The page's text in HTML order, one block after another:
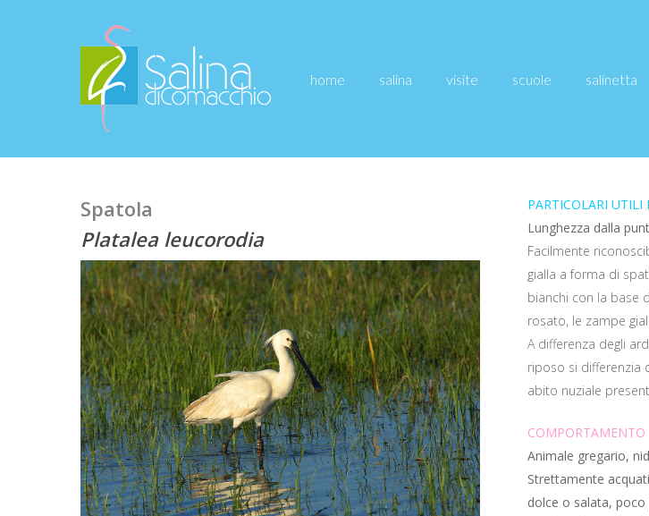
home salina visite scuole salinetta
Spatola
Platalea leucorodia
PARTICOLARI UTILI
Lunghezza dalla
Facilmente
gialla a forma di
bianchi con la base
rosato, le zampe
A differenza degli
riposo si differenzia
abito nuziale
COMPORTAMENTO
Animale gregario,
Strettamente
dolce o salata,